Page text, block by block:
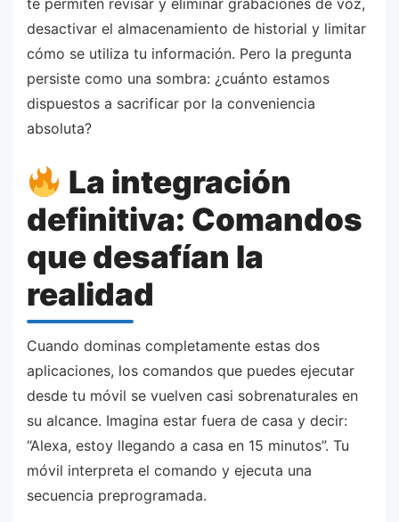
desactivar el almacenamiento de historial y limitar
cómo se utiliza tu información. Pero la pregunta
persiste como una sombra: ¿cuánto estamos
dispuestos a sacrificar por la conveniencia
absoluta?
La integración
definitiva: Comandos
que desafían la
realidad
Cuando dominas completamente estas dos
aplicaciones, los comandos que puedes ejecutar
desde tu móvil se vuelven casi sobrenaturales en
su alcance. Imagina estar fuera de casa y decir:
“Alexa, estoy llegando a casa en 15 minutos”. Tu
móvil interpreta el comando y ejecuta una
secuencia preprogramada.